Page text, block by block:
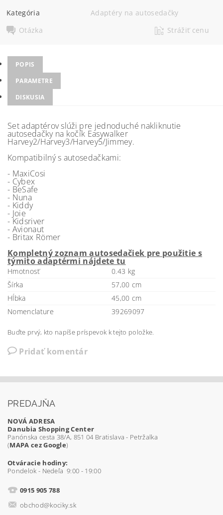
Kategória
Adaptéry na autosedačky
Otázka
Strážiť cenu
POPIS
PARAMETRE
DISKUSIA
Set adaptérov slúži pre jednoduché nakliknutie
autosedačky na kočík Easywalker
Harvey2/Harvey3/Harvey5/Jimmey.
Kompatibilný s autosedačkami:
- MaxiCosi
- Cybex
- BeSafe
- Nuna
- Kiddy
- Joie
- Kidsriver
- Avionaut
- Britax Römer
Kompletný zoznam autosedačiek pre použitie s
týmito adaptérmi nájdete tu
Hmotnosť
0.43 kg
Šírka
57,00 cm
Hĺbka
45,00 cm
Nomenclature
39269097
Buďte prvý, kto napíše príspevok k tejto položke.
Pridať komentár
PREDAJŇA
NOVÁ ADRESA
Danubia Shopping Center
Panónska cesta 38/A, 851 04 Bratislava - Petržalka
(MAPA cez Google)
Otváracie hodiny:
Pondelok - Nedeľa 9:00 - 19:00
0915 905 788
obchod@kociky.sk